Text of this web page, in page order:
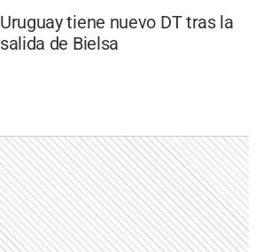
Uruguay tiene nuevo DT tras la
salida de Bielsa